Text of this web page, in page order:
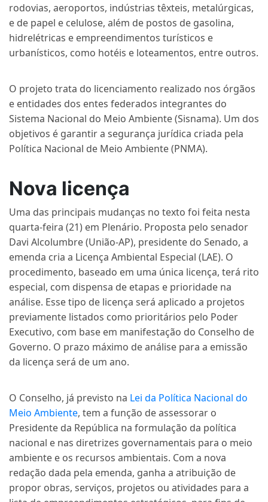
rodovias, aeroportos, indústrias têxteis, metalúrgicas,
e de papel e celulose, além de postos de gasolina,
hidrelétricas e empreendimentos turísticos e
urbanísticos, como hotéis e loteamentos, entre outros.
O projeto trata do licenciamento realizado nos órgãos
e entidades dos entes federados integrantes do
Sistema Nacional do Meio Ambiente (Sisnama). Um dos
objetivos é garantir a segurança jurídica criada pela
Política Nacional de Meio Ambiente (PNMA).
Nova licença
Uma das principais mudanças no texto foi feita nesta
quarta-feira (21) em Plenário. Proposta pelo senador
Davi Alcolumbre (União-AP), presidente do Senado, a
emenda cria a Licença Ambiental Especial (LAE). O
procedimento, baseado em uma única licença, terá rito
especial, com dispensa de etapas e prioridade na
análise. Esse tipo de licença será aplicado a projetos
previamente listados como prioritários pelo Poder
Executivo, com base em manifestação do Conselho de
Governo. O prazo máximo de análise para a emissão
da licença será de um ano.
O Conselho, já previsto na Lei da Política Nacional do
Meio Ambiente, tem a função de assessorar o
Presidente da República na formulação da política
nacional e nas diretrizes governamentais para o meio
ambiente e os recursos ambientais. Com a nova
redação dada pela emenda, ganha a atribuição de
propor obras, serviços, projetos ou atividades para a